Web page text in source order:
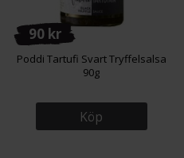
90 kr
Poddi Tartufi Svart Tryffelsalsa
90g
Köp